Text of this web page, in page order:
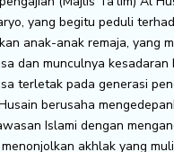
yang begitu peduli
anak-anak remaja, yang
dan munculnya kesadaran
terletak pada generasi
berusaha
Islami dengan
akhlak yang